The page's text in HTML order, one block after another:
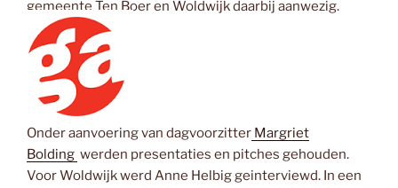
gemeente Ten Boer en Woldwijk daarbij aanwezig.
Onder aanvoering van dagvoorzitter Margriet
Bolding werden presentaties en pitches gehouden.
Voor Woldwijk werd Anne Helbig geinterviewd. In een